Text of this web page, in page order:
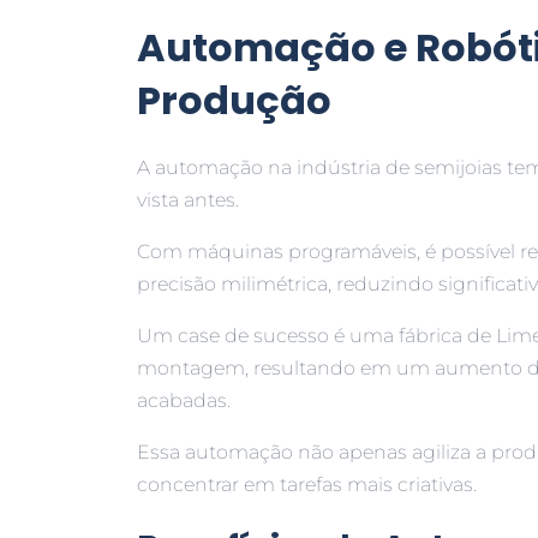
Automação e
Produção
A automação na indústria de semijoias
vista antes.
Com máquinas programáveis, é possível
precisão milimétrica, reduzindo
Um case de sucesso é uma fábrica de
montagem, resultando em um aumento
acabadas.
Essa automação não apenas agiliza a
concentrar em tarefas mais criativas.